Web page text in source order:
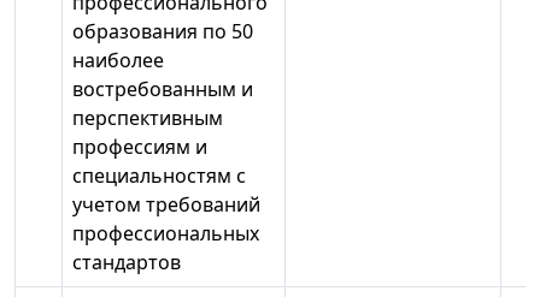
образования по 50
наиболее
востребованным и
перспективным
профессиям и
специальностям с
учетом требований
профессиональных
стандартов